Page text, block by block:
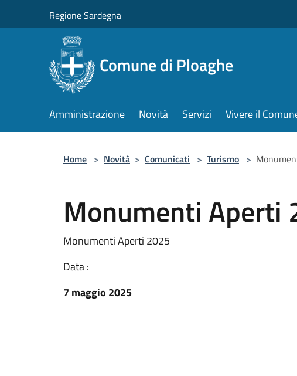
Regione Sardegna
Comune di Ploaghe
Amministrazione Novità Servizi Vivere il
Home > Novità > Comunicati > Turismo >
Monumenti Aperti
Monumenti Aperti 2025
Data :
7 maggio 2025